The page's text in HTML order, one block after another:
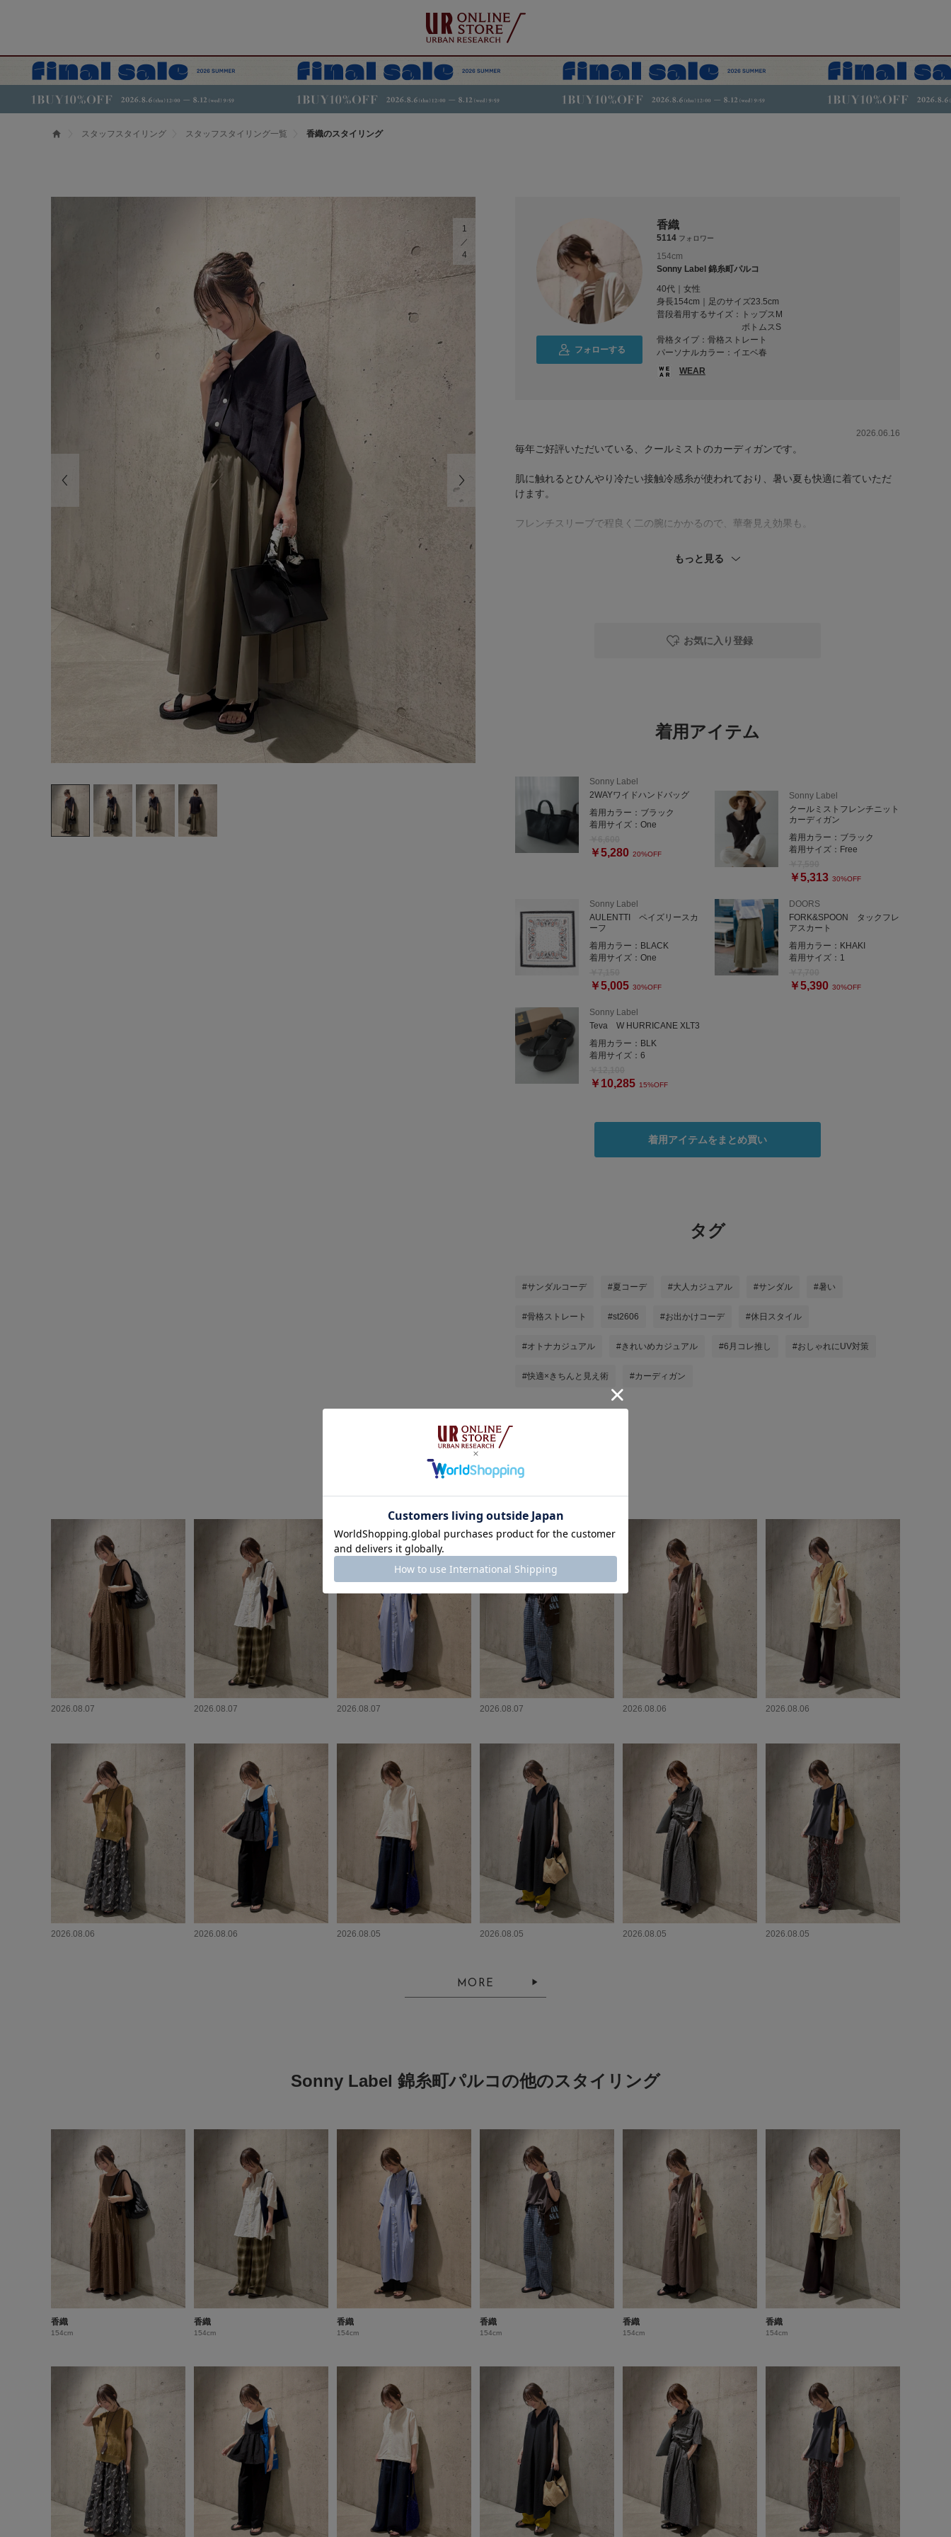
スタッフスタイリング スタッフスタイリング一覧 香織のスタイリング
1
4
フォローする
香織
5114 フォロワー
154cm
Sonny Label 錦糸町パルコ
40代｜女性
身長154cm｜足のサイズ23.5cm
普段着用するサイズ：
トップスM
ボトムスS
骨格タイプ：骨格ストレート
パーソナルカラー：イエベ春
WEAR
2026.06.16
毎年ご好評いただいている、クールミストのカーディガンです。
肌に触れるとひんやり冷たい接触冷感糸が使われており、暑い夏も快適に着ていただ
けます。
フレンチスリーブで程良く二の腕にかかるので、華奢見え効果も。
ご自宅でのお洗濯が可能なのもうれしいポイントです。
商品の詳細や在庫状況等につきましても
URBAN RESEARCH Sonny Label 錦糸町パルコ店
東京都墨田区江東橋4-27-14 パルコ2F
TEL：050-2017-9276
営業時間：10:30〜21:00
ーーーーーーーーーーーーーーーーーーー
商品についてのお問い合わせやコーディネートのご相談など、お気軽にLINEでご連絡
『@845nacxx』で検索すると
LINEのお友達追加が可能です。
もっと見る
お気に入り登録
着用アイテム
Sonny Label
2WAYワイドハンドバッグ
着用カラー： ブラック
着用サイズ： One
￥5,280 20%OFF
Sonny Label
クールミストフレンチニット
カーディガン
着用カラー： ブラック
着用サイズ： Free
￥5,313 30%OFF
Sonny Label
AULENTTI ペイズリースカ
ーフ
着用カラー： BLACK
着用サイズ： One
￥5,005 30%OFF
DOORS
FORK&SPOON タックフレ
アスカート
着用カラー： KHAKI
着用サイズ： 1
￥5,390 30%OFF
Sonny Label
Teva W HURRICANE XLT3
着用カラー： BLK
着用サイズ： 6
￥10,285 15%OFF
着用アイテムをまとめ買い
タグ
#サンダルコーデ #夏コーデ #大人カジュアル #サンダル #暑い
#骨格ストレート #st2606 #お出かけコーデ #休日スタイル
#オトナカジュアル #きれいめカジュアル #6月コレ推し #おしゃれにUV対策
#快適×きちんと見え術 #カーディガン
香織の他のスタイリング
2026.08.07 2026.08.07 2026.08.07 2026.08.07 2026.08.06 2026.08.06
2026.08.06 2026.08.06 2026.08.05 2026.08.05 2026.08.05 2026.08.05
MORE
Sonny Label 錦糸町パルコの他のスタイリング
香織
154cm
香織
154cm
香織
154cm
香織
154cm
香織
154cm
香織
154cm